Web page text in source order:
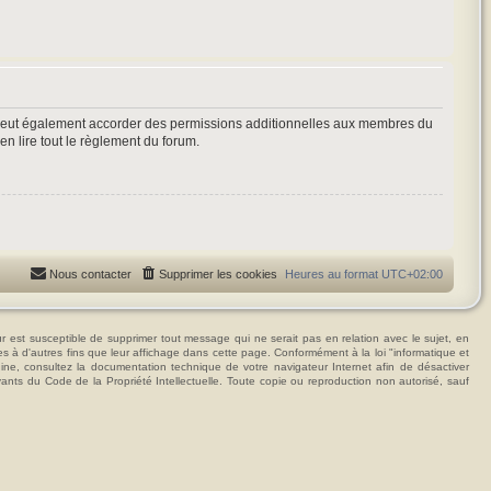
également accorder des permissions additionnelles aux membres du
lire tout le règlement du forum.
Heures au formatUTC+02:00
Supprimer les cookies
Nous contacter
susceptible de supprimer tout message qui ne serait pas en relation avec le sujet, en
à d'autres fins que leur affichage dans cette page. Conformément à la loi "informatique et
consultez la documentation technique de votre navigateur Internet afin de désactiver
du Code de la Propriété Intellectuelle. Toute copie ou reproduction non autorisé, sauf